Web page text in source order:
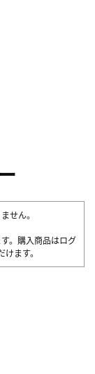
せん。
。購入商品はログ
ます。